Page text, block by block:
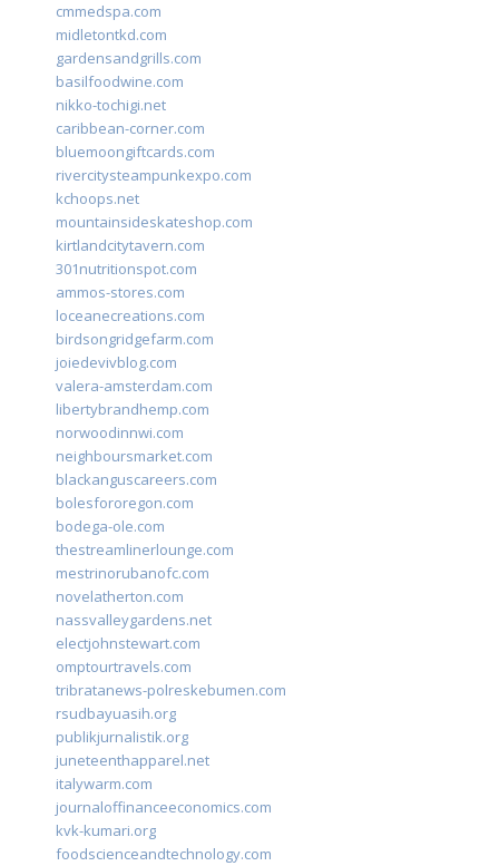
cmmedspa.com
midletontkd.com
gardensandgrills.com
basilfoodwine.com
nikko-tochigi.net
caribbean-corner.com
bluemoongiftcards.com
rivercitysteampunkexpo.com
kchoops.net
mountainsideskateshop.com
kirtlandcitytavern.com
301nutritionspot.com
ammos-stores.com
loceanecreations.com
birdsongridgefarm.com
joiedevivblog.com
valera-amsterdam.com
libertybrandhemp.com
norwoodinnwi.com
neighboursmarket.com
blackanguscareers.com
bolesfororegon.com
bodega-ole.com
thestreamlinerlounge.com
mestrinorubanofc.com
novelatherton.com
nassvalleygardens.net
electjohnstewart.com
omptourtravels.com
tribratanews-polreskebumen.com
rsudbayuasih.org
publikjurnalistik.org
juneteenthapparel.net
italywarm.com
journaloffinanceeconomics.com
kvk-kumari.org
foodscienceandtechnology.com